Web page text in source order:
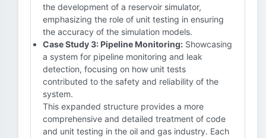
the development of a reservoir simulator,
emphasizing the role of unit testing in ensuring
the accuracy of the simulation models.
Case Study 3: Pipeline Monitoring: Showcasing
a system for pipeline monitoring and leak
detection, focusing on how unit tests
contributed to the safety and reliability of the
system.
This expanded structure provides a more
comprehensive and detailed treatment of code
and unit testing in the oil and gas industry. Each